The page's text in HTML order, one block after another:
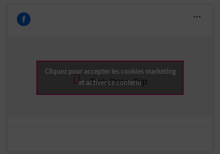
Trek Rose Trip
Cliquez pour accepter les cookies marketing
et activer ce contenu